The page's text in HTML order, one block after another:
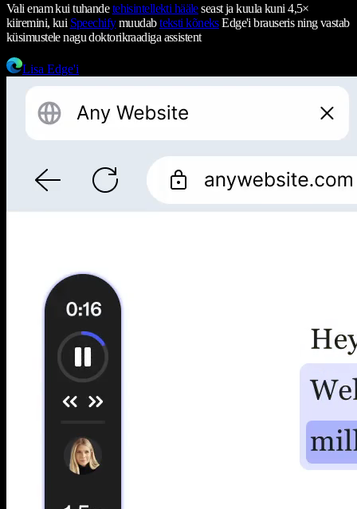
Vali enam kui tuhandetehisintellekti hääleseast ja kuula kuni 4,5×
kiiremini, kui Speechifymuudabteksti kõneksEdge'i brauseris ning vastab
küsimustele nagu doktorikraadiga assistent
Lisa Edge'i